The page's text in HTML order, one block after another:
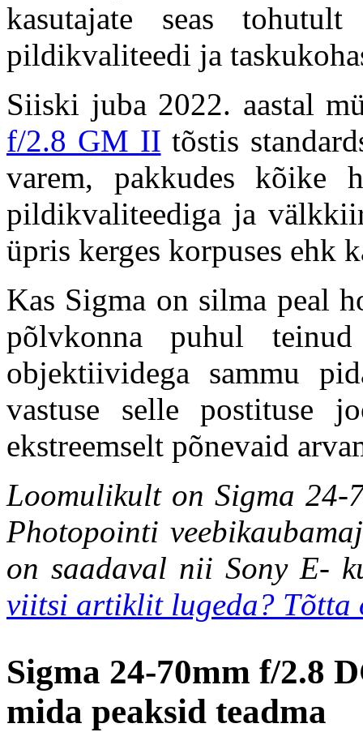
kasutajate seas
pildikvaliteedi ja
Siiski juba 2022. aastal
f/2.8 GM II tõstis
varem, pakkudes kõike
pildikvaliteediga ja
üpris kerges korpuses ehk
Kas Sigma on silma peal
põlvkonna puhul
objektiividega sammu
vastuse selle postituse
ekstreemselt põnevaid
Loomulikult on Sigma
Photopointi
on saadaval nii Sony E-
viitsi artiklit lugeda? Tõtta
Sigma 24-70mm f/
mida peaksid teadma